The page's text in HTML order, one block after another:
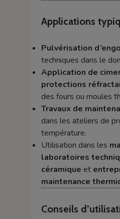
Applications
Pulvérisation
techniques dans le
Application de
protections
des fours ou moules
Travaux de
dans les ateliers de
température.
Utilisation dans les
laboratoires
céramique et
maintenance
Conseils